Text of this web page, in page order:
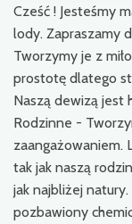
Cześć ! Jesteśmy
lody. Zapraszamy
Tworzymy je z
prostotę dlatego
Naszą dewizą jest
Rodzinne -
zaangażowaniem.
tak jak naszą
jak najbliżej
pozbawiony